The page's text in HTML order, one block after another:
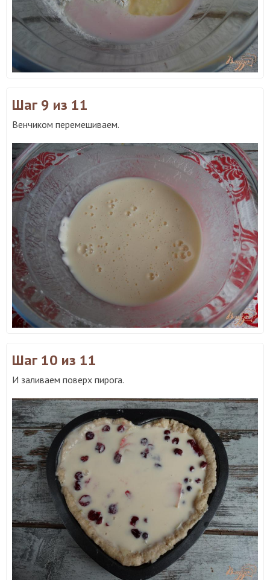
Шаг 9 из 11
Венчиком перемешиваем.
Шаг 10 из 11
И заливаем поверх пирога.